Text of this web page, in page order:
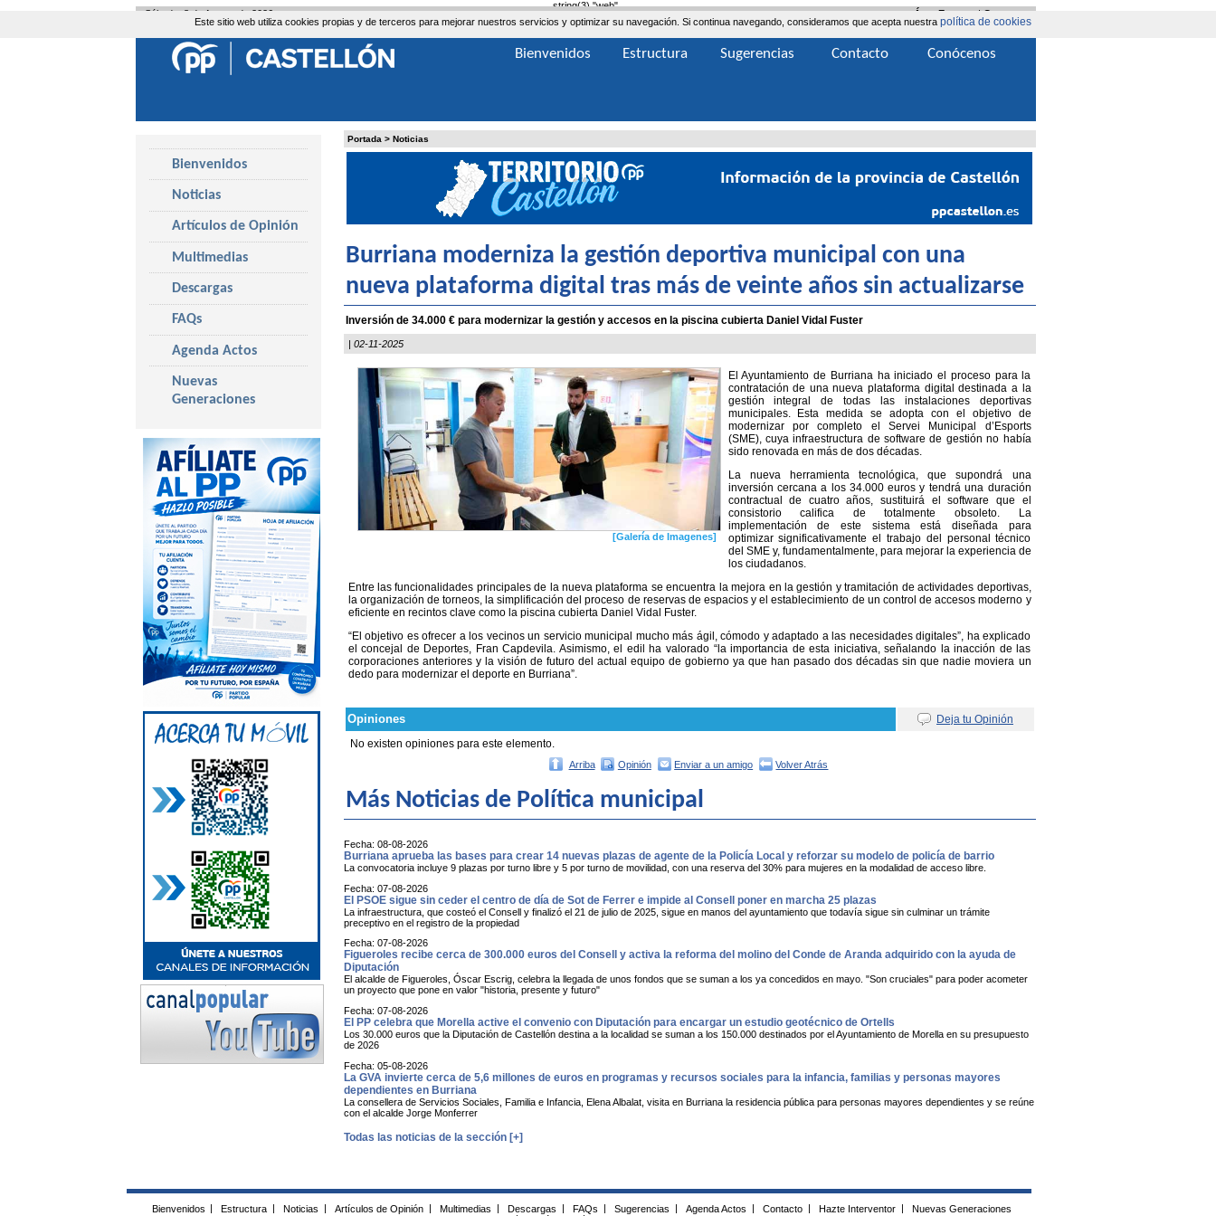
string(3) "web"
Este sitio web utiliza cookies propias y de terceros para mejorar nuestros servicios y optimizar su navegación. Si continua navegando, consideramos que acepta nuestra política de cookies
Portada > Noticias
Burriana moderniza la gestión deportiva municipal con una
nueva plataforma digital tras más de veinte años sin actualizarse
Inversión de 34.000 € para modernizar la gestión y accesos en la piscina cubierta Daniel Vidal Fuster
| 02-11-2025
[Galería de Imagenes]
El Ayuntamiento de Burriana ha iniciado el proceso para la
contratación de una nueva plataforma digital destinada a la
gestión integral de todas las instalaciones deportivas
municipales. Esta medida se adopta con el objetivo de
modernizar por completo el Servei Municipal d’Esports
(SME), cuya infraestructura de software de gestión no había
sido renovada en más de dos décadas.
La nueva herramienta tecnológica, que supondrá una
inversión cercana a los 34.000 euros y tendrá una duración
contractual de cuatro años, sustituirá el software que el
consistorio califica de totalmente obsoleto. La
implementación de este sistema está diseñada para
optimizar significativamente el trabajo del personal técnico
del SME y, fundamentalmente, para mejorar la experiencia de
los ciudadanos.
Entre las funcionalidades principales de la nueva plataforma se encuentra la mejora en la gestión y tramitación de actividades deportivas,
la organización de torneos, la simplificación del proceso de reservas de espacios y el establecimiento de un control de accesos moderno y
eficiente en recintos clave como la piscina cubierta Daniel Vidal Fuster.
“El objetivo es ofrecer a los vecinos un servicio municipal mucho más ágil, cómodo y adaptado a las necesidades digitales”, ha explicado
el concejal de Deportes, Fran Capdevila. Asimismo, el edil ha valorado “la importancia de esta iniciativa, señalando la inacción de las
corporaciones anteriores y la visión de futuro del actual equipo de gobierno ya que han pasado dos décadas sin que nadie moviera un
dedo para modernizar el deporte en Burriana”.
Opiniones
Deja tu Opinión
No existen opiniones para este elemento.
Arriba Opinión Enviar a un amigo Volver Atrás
Más Noticias de Política municipal
Fecha: 08-08-2026
Burriana aprueba las bases para crear 14 nuevas plazas de agente de la Policía Local y reforzar su modelo de policía de barrio
La convocatoria incluye 9 plazas por turno libre y 5 por turno de movilidad, con una reserva del 30% para mujeres en la modalidad de acceso libre.
Fecha: 07-08-2026
El PSOE sigue sin ceder el centro de día de Sot de Ferrer e impide al Consell poner en marcha 25 plazas
La infraestructura, que costeó el Consell y finalizó el 21 de julio de 2025, sigue en manos del ayuntamiento que todavía sigue sin culminar un trámite
preceptivo en el registro de la propiedad
Fecha: 07-08-2026
Figueroles recibe cerca de 300.000 euros del Consell y activa la reforma del molino del Conde de Aranda adquirido con la ayuda de
Diputación
El alcalde de Figueroles, Óscar Escrig, celebra la llegada de unos fondos que se suman a los ya concedidos en mayo. "Son cruciales" para poder acometer
un proyecto que pone en valor "historia, presente y futuro"
Fecha: 07-08-2026
El PP celebra que Morella active el convenio con Diputación para encargar un estudio geotécnico de Ortells
Los 30.000 euros que la Diputación de Castellón destina a la localidad se suman a los 150.000 destinados por el Ayuntamiento de Morella en su presupuesto
de 2026
Fecha: 05-08-2026
La GVA invierte cerca de 5,6 millones de euros en programas y recursos sociales para la infancia, familias y personas mayores
dependientes en Burriana
La consellera de Servicios Sociales, Familia e Infancia, Elena Albalat, visita en Burriana la residencia pública para personas mayores dependientes y se reúne
con el alcalde Jorge Monferrer
Todas las noticias de la sección [+]
Bienvenidos
Noticias
Artículos de Opinión
Multimedias
Descargas
FAQs
Agenda Actos
Nuevas
Generaciones
Sábado, 8 de Agosto de 2026 |Contacta
Área Extranet
Bienvenidos Estructura Sugerencias Contacto Conócenos
Bienvenidos Estructura Noticias Artículos de Opinión Multimedias Descargas FAQs Sugerencias Agenda Actos Contacto Hazte Interventor
Nuevas Generaciones